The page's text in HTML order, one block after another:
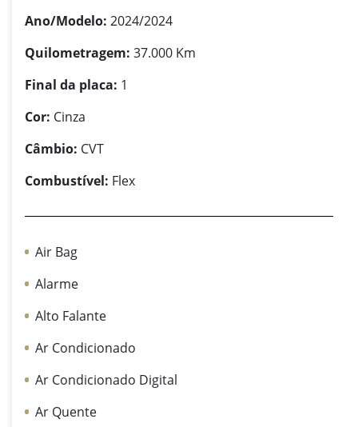
Ano/Modelo: 2024/2024
Quilometragem: 37.000 Km
Final da placa: 1
Cor: Cinza
Câmbio: CVT
Combustível: Flex
Air Bag
Alarme
Alto Falante
Ar Condicionado
Ar Condicionado Digital
Ar Quente